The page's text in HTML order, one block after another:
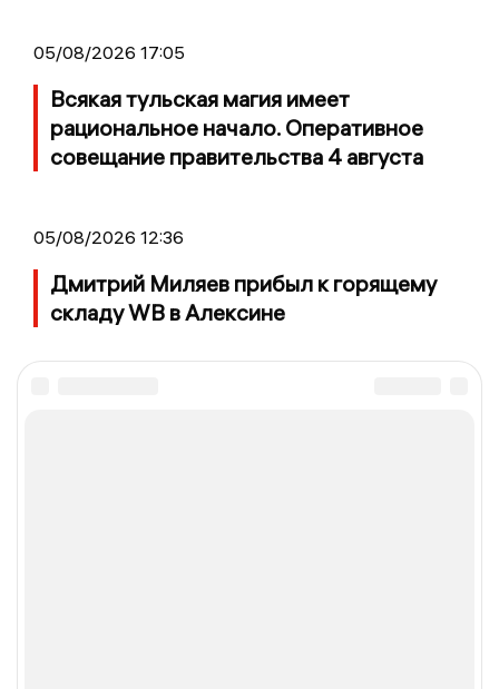
05/08/2026 17:05
Всякая тульская магия имеет
рациональное начало. Оперативное
совещание правительства 4 августа
05/08/2026 12:36
Дмитрий Миляев прибыл к горящему
складу WB в Алексине